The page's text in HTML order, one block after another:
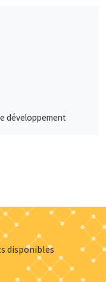
développement
disponibles